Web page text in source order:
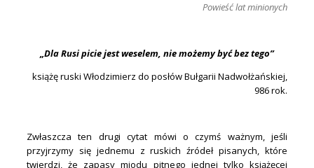
Powieść lat minionych
„Dla Rusi picie jest weselem, nie możemy być bez tego”
książę ruski Włodzimierz do posłów Bułgarii Nadwołżańskiej,
986 rok.
Zwłaszcza ten drugi cytat mówi o czymś ważnym, jeśli
przyjrzymy się jednemu z ruskich źródeł pisanych, które
twierdzi, że zapasy miodu pitnego jednej tylko książęcej